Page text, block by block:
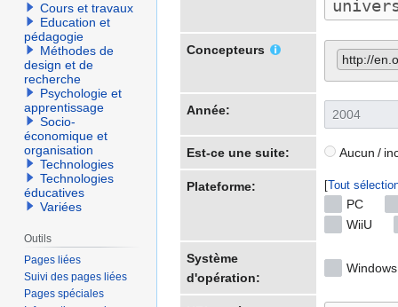
Concepteurs
http://
Année:
Est-ce une suite: Aucun /
Plateforme: Tout
PC
WiiU
Système
d'opération:
Windows
Cours et travaux
Education et
pédagogie
Méthodes de
design et de
recherche
Psychologie et
apprentissage
Socio-
économique et
organisation
Technologies
Technologies
éducatives
Variées
Outils
Pages liées
Suivi des pages liées
Pages spéciales